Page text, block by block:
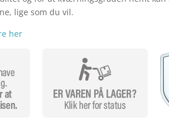
lige som du vil.
her